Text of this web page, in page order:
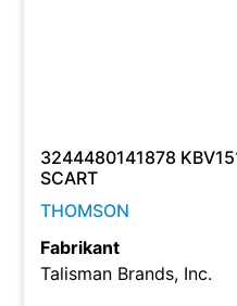
3244480141878
SCART
THOMSON
Fabrikant
Talisman Brands, Inc.